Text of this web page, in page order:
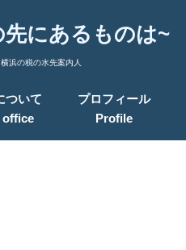
にあるものは~
横浜の税の水先案内人
ついて
プロフィール
Profile